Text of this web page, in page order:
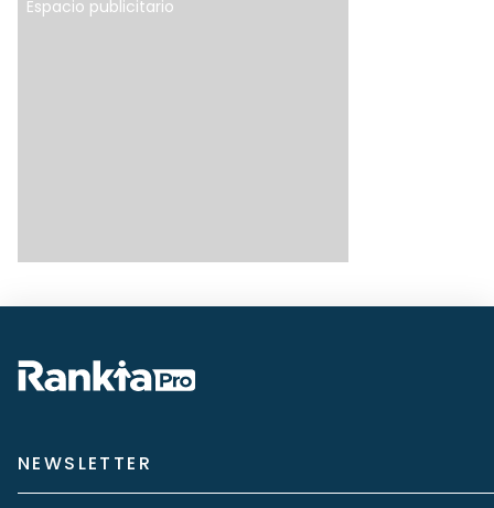
Espacio publicitario
NEWSLETTER